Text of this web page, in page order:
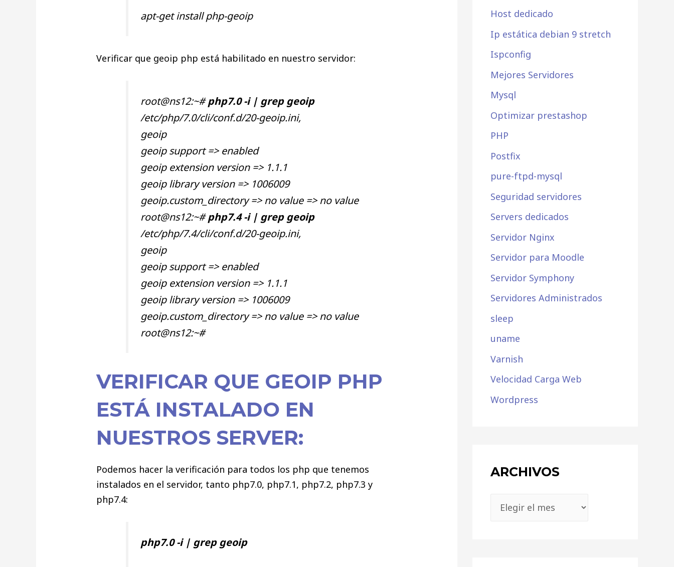
apt-get install php-geoip
Verificar que geoip php está habilitado en nuestro servidor:
root@ns12:~#php7.0 -i | grep geoip
/etc/php/7.0/cli/conf.d/20-geoip.ini,
geoip
geoip support => enabled
geoip extension version => 1.1.1
geoip library version => 1006009
geoip.custom_directory => no value => no value
root@ns12:~#php7.4 -i | grep geoip
/etc/php/7.4/cli/conf.d/20-geoip.ini,
geoip
geoip support => enabled
geoip extension version => 1.1.1
geoip library version => 1006009
geoip.custom_directory => no value => no value
root@ns12:~#
VERIFICAR QUE GEOIP PHP
ESTÁ INSTALADO EN
NUESTROS SERVER:
Podemos hacer la verificación para todos los php que tenemos
instalados en el servidor, tanto php7.0, php7.1, php7.2, php7.3 y
php7.4:
php7.0 -i | grep geoip
Host dedicado
Ip estática debian 9 stretch
Ispconfig
Mejores Servidores
Mysql
Optimizar prestashop
PHP
Postfix
pure-ftpd-mysql
Seguridad servidores
Servers dedicados
Servidor Nginx
Servidor para Moodle
Servidor Symphony
Servidores Administrados
sleep
uname
Varnish
Velocidad Carga Web
Wordpress
ARCHIVOS